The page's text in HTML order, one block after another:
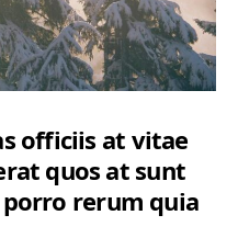
officiis at vitae
quos at sunt
rerum quia